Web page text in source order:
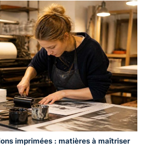
imprimées : matières à maîtriser